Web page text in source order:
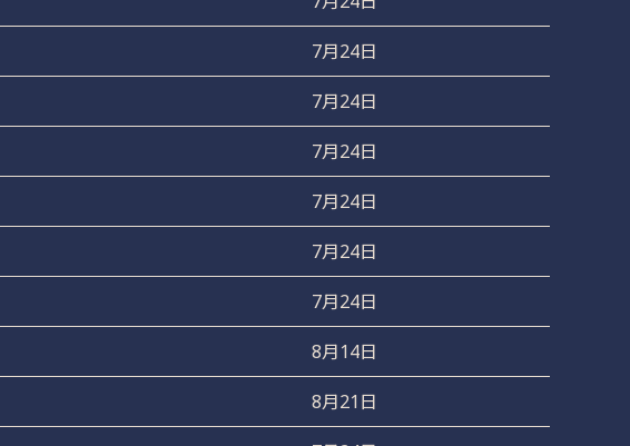
7月24日
7月24日
7月24日
7月24日
7月24日
7月24日
8月14日
8月21日